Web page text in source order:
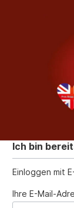
Ich bin
Einloggen mit
Ihre E-Mail-